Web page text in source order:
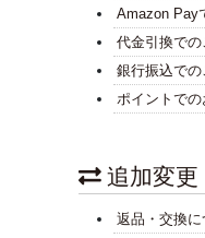
Amazon Pay
代金引換での
銀行振込での
ポイントで
追加変
返品・交換に